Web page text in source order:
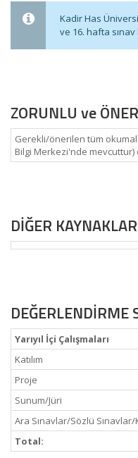
Kadir Has
ve 16. hafta sınav
ZORUNLU ve
Gerekli/önerilen tüm
Bilgi Merkezi'nde mevcuttur)
DİĞER KAYNAKLAR
DEĞERLENDİRME
Yarıyıl İçi Çalışmaları
Katılım
Proje
Sunum/Jüri
Ara Sınavlar/Sözlü Sınavlar/
Total: